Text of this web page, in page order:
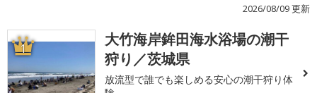
2026/08/09 更新
1
大竹海岸鉾田海水浴場の潮干
狩り／茨城県
放流型で誰でも楽しめる安心の潮干狩り体